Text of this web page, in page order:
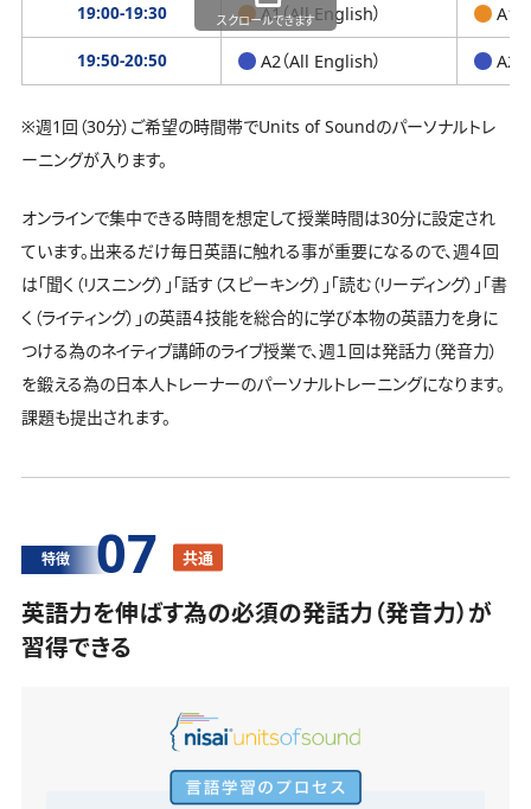
19:00-19:30 A1（All English） A1
19:50-20:50 A2（All English） A2
スクロールできます
※週1回（30分）ご希望の時間帯でUnits of Soundのパーソナルトレ
ーニングが入ります。
オンラインで集中できる時間を想定して授業時間は30分に設定され
ています。出来るだけ毎日英語に触れる事が重要になるので、週４回
は「聞く（リスニング）」「話す（スピーキング）」「読む（リーディング）」「書
く（ライティング）」の英語４技能を総合的に学び本物の英語力を身に
つける為のネイティブ講師のライブ授業で、週１回は発話力（発音力）
を鍛える為の日本人トレーナーのパーソナルトレーニングになります。
課題も提出されます。
特徴 07 共通
英語力を伸ばす為の必須の発話力（発音力）が
習得できる